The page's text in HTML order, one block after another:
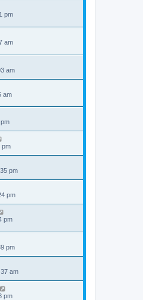
pm
am
am
am
pm
pm
pm
pm
pm
am
pm